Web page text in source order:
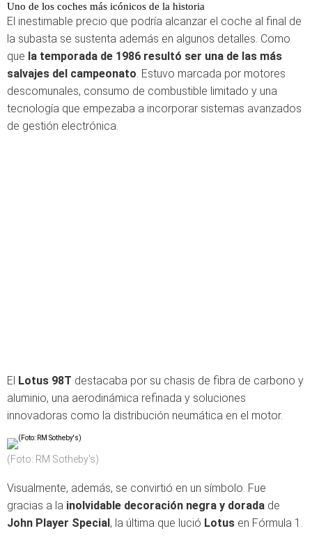
Uno de los coches más icónicos de la historia
El inestimable precio que podría alcanzar el coche al final de
la subasta se sustenta además en algunos detalles. Como
que la temporada de 1986 resultó ser una de las más
salvajes del campeonato. Estuvo marcada por motores
descomunales, consumo de combustible limitado y una
tecnología que empezaba a incorporar sistemas avanzados
de gestión electrónica.
El Lotus 98T destacaba por su chasis de fibra de carbono y
aluminio, una aerodinámica refinada y soluciones
innovadoras como la distribución neumática en el motor.
(Foto: RM Sotheby's)
Visualmente, además, se convirtió en un símbolo. Fue
gracias a la inolvidable decoración negra y dorada de
John Player Special, la última que lució Lotus en Fórmula 1.